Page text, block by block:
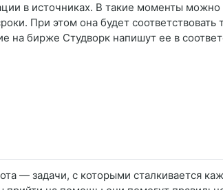
в источниках. В такие моменты
При этом она будет соответствовать
бирже Студворк напишут ее в
— задачи, с которыми сталкивается